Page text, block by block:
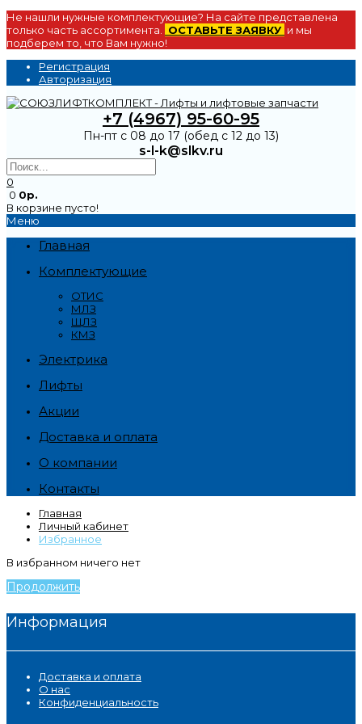
Не нашли нужные комплектующие? На сайте представлена
только часть ассортимента.
ОСТАВЬТЕ ЗАЯВКУ и мы
подберем то, что Вам нужно!
Регистрация
Авторизация
+7 (4967) 95-60-95
Пн-пт с 08 до 17 (обед с 12 до 13)
s-l-k@slkv.ru
0
0 0р.
В корзине пусто!
Меню
Главная
Комплектующие
ОТИС
МЛЗ
ЩЛЗ
КМЗ
Электрика
Лифты
Акции
Доставка и оплата
О компании
Контакты
Главная
Личный кабинет
Избранное
В избранном ничего нет
Продолжить
Информация
Доставка и оплата
О нас
Конфиденциальность